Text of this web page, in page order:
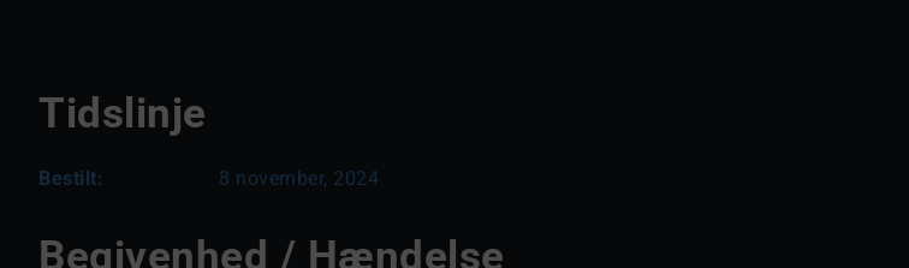
Tidslinje
Bestilt: 8 november, 2024
Begivenhed / Hændelse